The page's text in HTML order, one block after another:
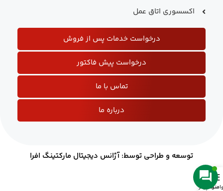
اکسسوری اتاق عمل
درخواست خدمات پس از فروش
درخواست پیش فاکتور
تماس با ما
درباره ما
توسعه و طراحی توسط: آژانس دیجیتال مارکتینگ افرا
منوپیش فاکتور